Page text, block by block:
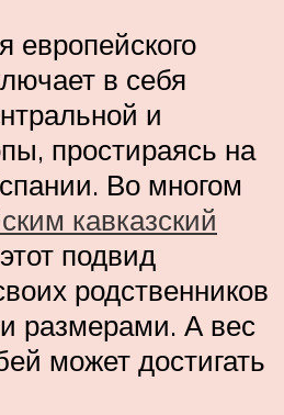
европейского
в себя
и
простираясь на
Во многом
кавказский
подвид
родственников
размерами. А вес
может достигать